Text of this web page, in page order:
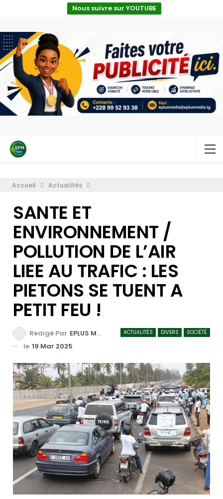
Nous suivre sur YOUTUBE
Accueil Actualités
SANTE ET
ENVIRONNEMENT /
POLLUTION DE L’AIR
LIEE AU TRAFIC : LES
PIETONS SE TUENT A
PETIT FEU !
ACTUALITÉS DIVERS SOCIÉTÉ
Redigé Par EPLUS MEDIA TV
le 19 Mar 2025